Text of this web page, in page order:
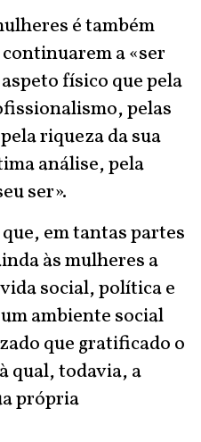
é também
a «ser
físico que pela
pelas
riqueza da sua
análise, pela
ser».
em tantas partes
às mulheres a
social, política e
ambiente social
que gratificado o
qual, todavia, a
própria